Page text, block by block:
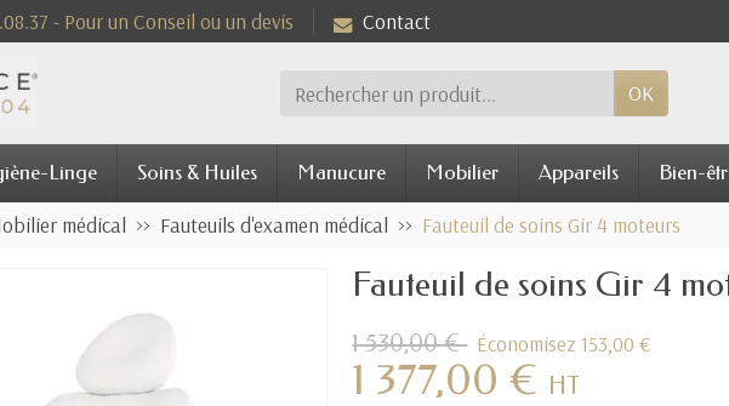
- Pour un Conseil ou un devis Contact
OK
Linge Soins & Huiles Manucure Mobilier Appareils Bien-
médical Fauteuils d'examen médical Fauteuil de soins Gir 4 moteurs
Fauteuil de soins Gir 4
1 530,00 € Économisez 153,00 €
1 377,00 € HT